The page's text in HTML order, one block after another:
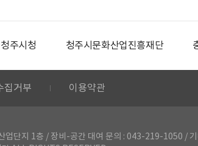
청주시청 청주시문화산업진흥재단
집거부 이용약관
산업단지 1층 / 장비-공간 대여 문의 : 043-219-